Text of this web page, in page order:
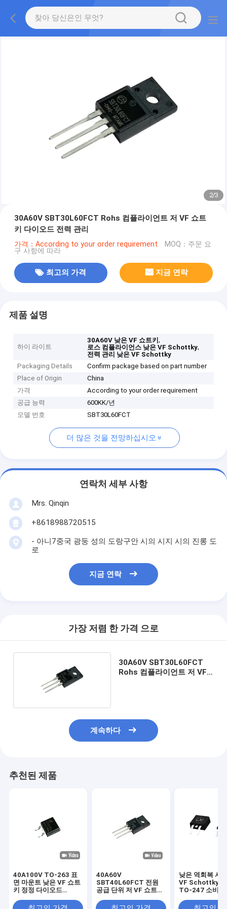
2/3
30A60V SBT30L60FCT Rohs 컴플라이언트 저 VF 쇼트
키 다이오드 전력 관리
가격：According to your order requirement MOQ：주문 요
구 사항에 따라
최고의 가격 지금 연락
제품 설명
하이 라이트
30A60V 낮은 VF 쇼트키,
로스 컴플라이언스 낮은 VF Schottky,
전력 관리 낮은 VF Schottky
Packaging Details
Confirm package based on part number
Place of Origin
China
가격
According to your order requirement
공급 능력
600KK/년
모델 번호
SBT30L60FCT
더 많은 것을 전망하십시오
연락처 세부 사항
Mrs. Qinqin
+8618988720515
- 아니7중국 광둥 성의 도랑구안 시의 시지 시의 진롱 도
로
지금 연락
가장 저렴 한 가격 으로
30A60V SBT30L60FCT
Rohs 컴플라이언트 저 VF
계속하다
추천된 제품
40A100V TO-263 표
면 마운트 낮은 VF 쇼트
키 정정 다이오드
40A60V
SBT40L60FCT 전원
공급 단위 저 VF 쇼트키
낮은 역회복 시
VF Schottky
TO-247 소비자